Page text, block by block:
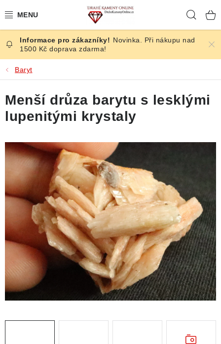
na
ČESKÉ KAMENY
ŠPERKY
KAMENY ZE SVĚTA
BROUŠENÉ
SLEVY
ÚČINKY
KRYSTALY
ČLÁNKY
NALEZIŠTĚ
NÁŠ PŘÍBĚH
Novinka. Při nákupu nad
1500 Kč doprava zdarma!
Baryt
Menší drůza barytu s lesklými
lupenitými krystaly